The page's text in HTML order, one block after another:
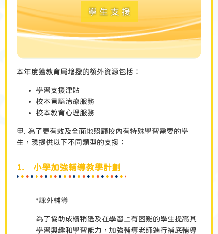
學生支援
本年度獲教育局增撥的額外資源包括：
學習支援津貼
校本言語治療服務
校本教育心理服務
甲. 為了更有效及全面地照顧校內有特殊學習需要的學
生，現提供以下不同類型的支援：
1. 小學加強輔導教學計劃
*課外輔導
為了協助成績稍遜及在學習上有困難的學生提高其
學習興趣和學習能力，加強輔導老師進行補底輔導